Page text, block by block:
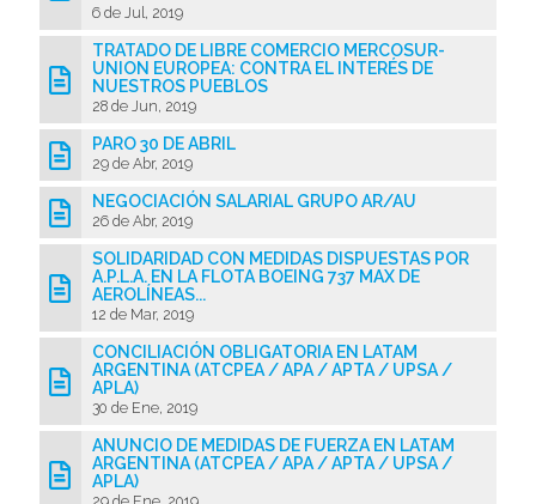
6 de Jul, 2019
TRATADO DE LIBRE COMERCIO MERCOSUR-
UNION EUROPEA: CONTRA EL INTERÉS DE
NUESTROS PUEBLOS
28 de Jun, 2019
PARO 30 DE ABRIL
29 de Abr, 2019
NEGOCIACIÓN SALARIAL GRUPO AR/AU
26 de Abr, 2019
SOLIDARIDAD CON MEDIDAS DISPUESTAS POR
A.P.L.A. EN LA FLOTA BOEING 737 MAX DE
AEROLÍNEAS...
12 de Mar, 2019
CONCILIACIÓN OBLIGATORIA EN LATAM
ARGENTINA (ATCPEA / APA / APTA / UPSA /
APLA)
30 de Ene, 2019
ANUNCIO DE MEDIDAS DE FUERZA EN LATAM
ARGENTINA (ATCPEA / APA / APTA / UPSA /
APLA)